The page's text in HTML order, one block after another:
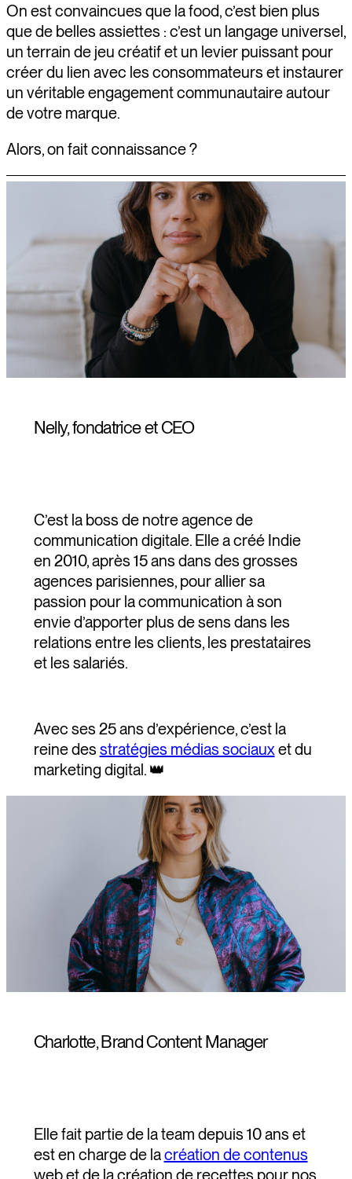
On est convaincues que la food, c’est bien plus
que de belles assiettes : c’est un langage universel,
un terrain de jeu créatif et un levier puissant pour
créer du lien avec les consommateurs et instaurer
un véritable engagement communautaire autour
de votre marque.
Alors, on fait connaissance ?
Nelly, fondatrice et CEO
C’est la boss de notre agence de
communication digitale. Elle a créé Indie
en 2010, après 15 ans dans des grosses
agences parisiennes, pour allier sa
passion pour la communication à son
envie d’apporter plus de sens dans les
relations entre les clients, les prestataires
et les salariés.
Avec ses 25 ans d’expérience, c’est la
reine des stratégies médias sociauxet du
marketing digital. 👑
Charlotte, Brand Content Manager
Elle fait partie de la team depuis 10 ans et
est en charge de lacréation de contenus